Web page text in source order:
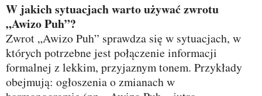
W jakich sytuacjach warto używać zwrotu
„Awizo Puh”?
Zwrot „Awizo Puh” sprawdza się w sytuacjach, w
których potrzebne jest połączenie informacji
formalnej z lekkim, przyjaznym tonem. Przykłady
obejmują: ogłoszenia o zmianach w